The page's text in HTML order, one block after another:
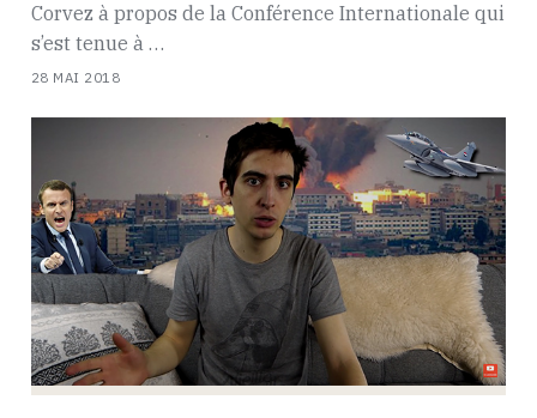
Corvez à propos de la Conférence Internationale qui
s’est tenue à …
28 MAI 2018